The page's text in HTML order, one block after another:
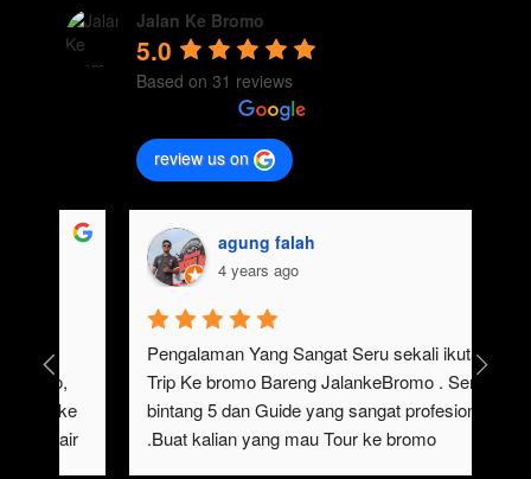
Jalan Ke Bromo
5.0
Based on 31 reviews
review us on
aisyah usman
4 years ago
gak pernah bosen main ke bromo, ngajak
keluarga besar gak perlu repot, karena
sangat mempermudah buat trip ke bromo kali
ini. Harga ramah di kantong dan itinerarynya